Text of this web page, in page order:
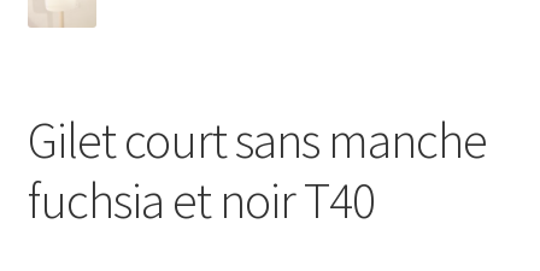
Gilet court sans manche
fuchsia et noir T40